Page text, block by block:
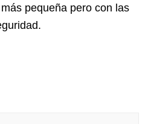
pequeña pero con las